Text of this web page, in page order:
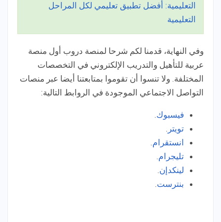
التعليمية: أفضل تطبيق تعليمي لكل المراحل
التعليمية
وفي النهاية، قدمنا لكم شرحا لمنصة دروب أول منصة
عربية للتأهيل والتدريب الإلكتروني في التخصصات
المختلفة. ولا تنسوا أن تقوموا بمتابعتنا أيضا عبر منصات
التواصل الاجتماعي الموجودة في الروابط التالية:
فيسبوك.
تويتر .
انستقرام.
تليجرام.
لينكدإن.
بنترست.